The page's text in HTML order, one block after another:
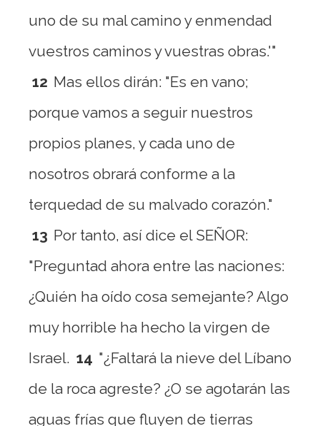
uno de su mal camino y enmendad
vuestros caminos y vuestras obras.'"
12 Mas ellos dirán: "Es en vano;
porque vamos a seguir nuestros
propios planes, y cada uno de
nosotros obrará conforme a la
terquedad de su malvado corazón."
13 Por tanto, así dice el SEÑOR:
"Preguntad ahora entre las naciones:
¿Quién ha oído cosa semejante? Algo
muy horrible ha hecho la virgen de
Israel. 14 "¿Faltará la nieve del Líbano
de la roca agreste? ¿O se agotarán las
aguas frías que fluyen de tierras